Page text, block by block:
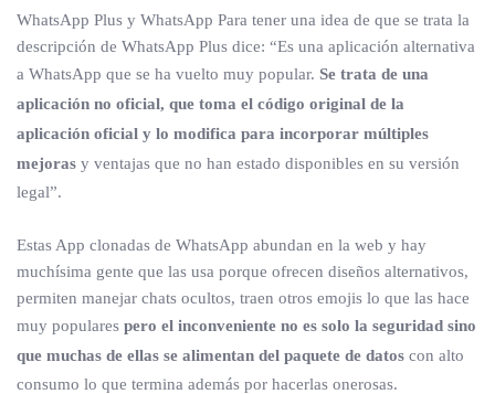
WhatsApp Plus y WhatsApp Para tener una idea de que se trata la
descripción de WhatsApp Plus dice: “Es una aplicación alternativa
a WhatsApp que se ha vuelto muy popular. Se trata de una
aplicación no oficial, que toma el código original de la
aplicación oficial y lo modifica para incorporar múltiples
mejoras y ventajas que no han estado disponibles en su versión
legal”.
Estas App clonadas de WhatsApp abundan en la web y hay
muchísima gente que las usa porque ofrecen diseños alternativos,
permiten manejar chats ocultos, traen otros emojis lo que las hace
muy populares pero el inconveniente no es solo la seguridad sino
que muchas de ellas se alimentan del paquete de datos con alto
consumo lo que termina además por hacerlas onerosas.